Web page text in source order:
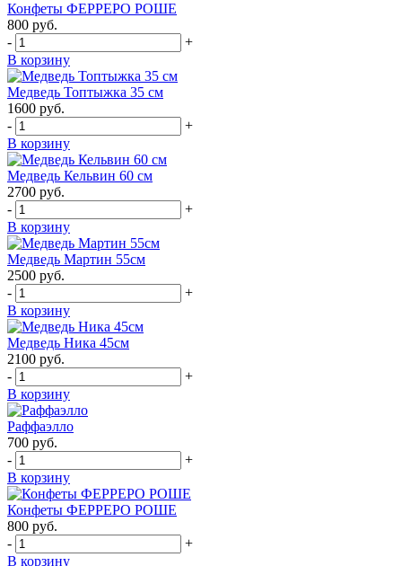
Конфеты ФЕРРЕРО РОШЕ
800 руб.
-
+
В корзину
Медведь Топтыжка 35 см
1600 руб.
-
+
В корзину
Медведь Кельвин 60 см
2700 руб.
-
+
В корзину
Медведь Мартин 55см
2500 руб.
-
+
В корзину
Медведь Ника 45см
2100 руб.
-
+
В корзину
Раффаэлло
700 руб.
-
+
В корзину
Конфеты ФЕРРЕРО РОШЕ
800 руб.
-
+
В корзину